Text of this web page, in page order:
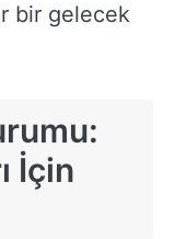
bir gelecek
İçin